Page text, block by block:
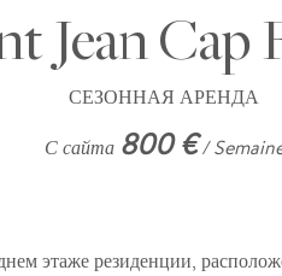
Jean Cap
СЕЗОННАЯ АРЕНДА
С сайта 800 €/
этаже резиденции,